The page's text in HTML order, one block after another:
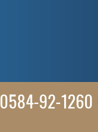
0584-92-1260